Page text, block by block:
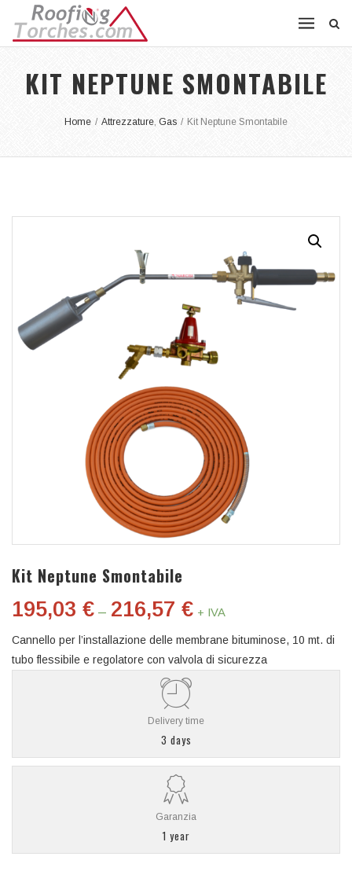
KIT NEPTUNE SMONTABILE
Home / Attrezzature, Gas / Kit Neptune Smontabile
Kit Neptune Smontabile
195,03 € – 216,57 € + IVA
Cannello per l’installazione delle membrane bituminose, 10 mt. di
tubo flessibile e regolatore con valvola di sicurezza
Delivery time
3 days
Garanzia
1 year